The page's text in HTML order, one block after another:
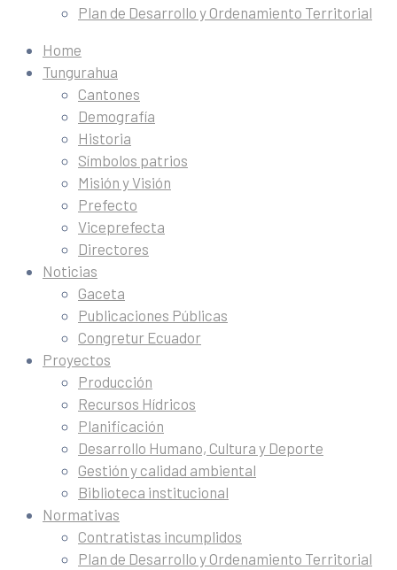
Plan de Desarrollo y Ordenamiento Territorial
Home
Tungurahua
Cantones
Demografía
Historia
Símbolos patrios
Misión y Visión
Prefecto
Viceprefecta
Directores
Noticias
Gaceta
Publicaciones Públicas
Congretur Ecuador
Proyectos
Producción
Recursos Hídricos
Planificación
Desarrollo Humano, Cultura y Deporte
Gestión y calidad ambiental
Biblioteca institucional
Normativas
Contratistas incumplidos
Plan de Desarrollo y Ordenamiento Territorial